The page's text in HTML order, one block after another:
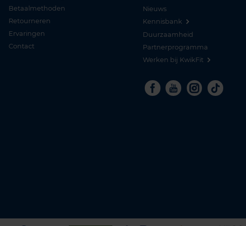
Betaalmethoden
Retourneren
Ervaringen
Contact
Nieuws
Kennisbank
Duurzaamheid
Partnerprogramma
Werken bij KwikFit
Facebook
YoutubeInstagram
Tiktok